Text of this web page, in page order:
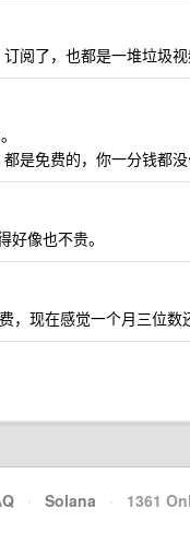
阅了，也都是一堆垃圾
是免费的，你一分钱都没
像也不贵。
现在感觉一个月三位数
· Solana · 1361